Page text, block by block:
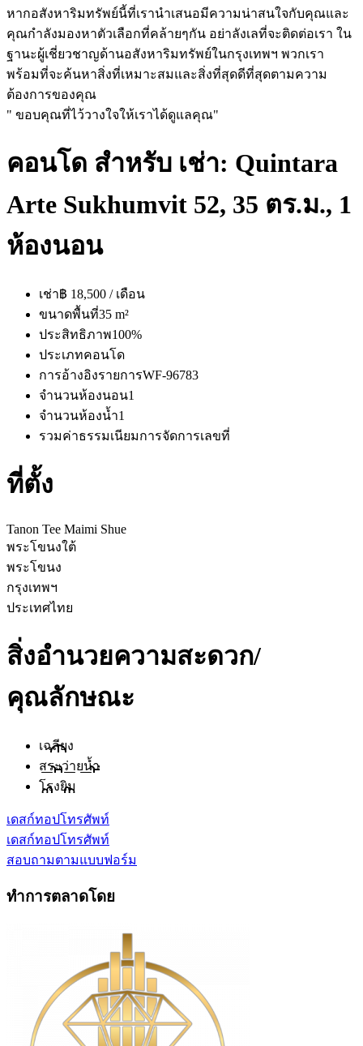
หากอสังหาริมทรัพย์นี้ที่เรานำเสนอมีความน่าสนใจกับคุณและ
คุณกำลังมองหาตัวเลือกที่คล้ายๆกัน อย่าลังเลที่จะติดต่อเรา ใน
ฐานะผู้เชี่ยวชาญด้านอสังหาริมทรัพย์ในกรุงเทพฯ พวกเรา
พร้อมที่จะค้นหาสิ่งที่เหมาะสมและสิ่งที่สุดดีที่สุดตามความ
ต้องการของคุณ
" ขอบคุณที่ไว้วางใจให้เราได้ดูแลคุณ"
คอนโด สำหรับ เช่า: Quintara
Arte Sukhumvit 52, 35 ตร.ม., 1
ห้องนอน
เช่า฿ 18,500 / เดือน
ขนาดพื้นที่35 m²
ประสิทธิภาพ100%
ประเภทคอนโด
การอ้างอิงรายการWF-96783
จำนวนห้องนอน1
จำนวนห้องน้ำ1
รวมค่าธรรมเนียมการจัดการเลขที่
ที่ตั้ง
Tanon Tee Maimi Shue
พระโขนงใต้
พระโขนง
กรุงเทพฯ
ประเทศไทย
สิ่งอำนวยความสะดวก/
คุณลักษณะ
เฉลียง
สระว่ายน้ำ
โรงยิม
เดสก์ทอปโทรศัพท์
เดสก์ทอปโทรศัพท์
สอบถามตามแบบฟอร์ม
ทำการตลาดโดย